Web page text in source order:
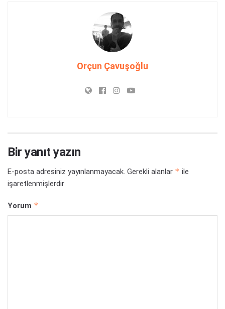
Orçun Çavuşoğlu
Bir yanıt yazın
E-posta adresiniz yayınlanmayacak. Gerekli alanlar * ile
işaretlenmişlerdir
Yorum *